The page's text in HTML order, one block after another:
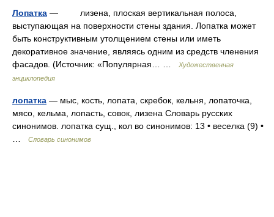
Лопатка — лизена, плоская вертикальная полоса,
выступающая на поверхности стены здания. Лопатка может
быть конструктивным утолщением стены или иметь
декоративное значение, являясь одним из средств членения
фасадов. (Источник: «Популярная… …
Художественная
энциклопедия
лопатка — мыс, кость, лопата, скребок, кельня, лопаточка,
мясо, кельма, лопасть, совок, лизена Словарь русских
синонимов. лопатка сущ., кол во синонимов: 13 • веселка (9) •
Словарь синонимов